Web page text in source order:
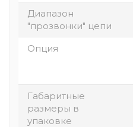
Диапазон
"прозвонки" цепи
Опция
Габаритные
размеры в
упаковке